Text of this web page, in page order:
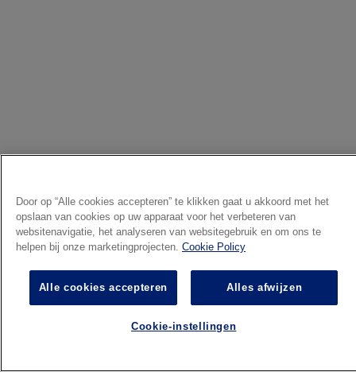
Door op “Alle cookies accepteren” te klikken gaat u akkoord met het
opslaan van cookies op uw apparaat voor het verbeteren van
websitenavigatie, het analyseren van websitegebruik en om ons te
helpen bij onze marketingprojecten. Cookie Policy
Alle cookies accepteren Alles afwijzen
Cookie-instellingen